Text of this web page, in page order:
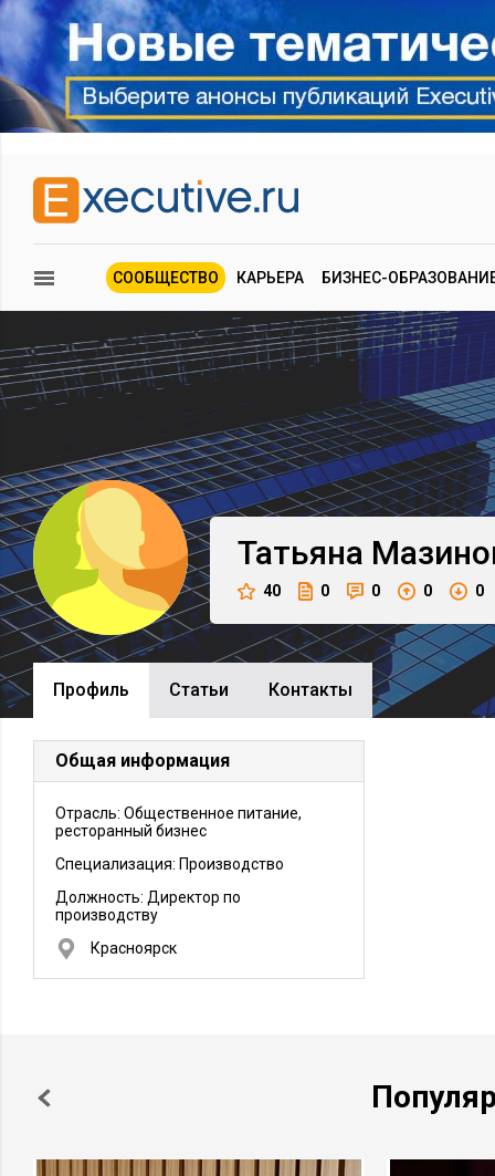
СООБЩЕСТВО КАРЬЕРА БИЗНЕС-
Татьяна
40 0 0 0 0
Профиль Cтатьи Контакты
Общая информация
Отрасль: Общественное питание,
ресторанный бизнес
Специализация: Производство
Должность: Директор по
производству
Красноярск